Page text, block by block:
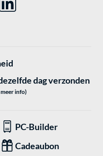
dag verzonden
info)
PC-Builder
Cadeaubon